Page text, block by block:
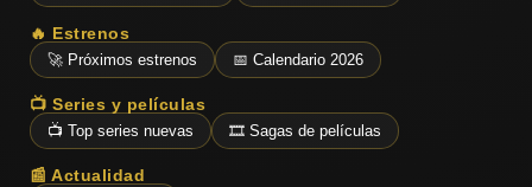
🔥 Estrenos
🚀 Próximos estrenos 📅 Calendario 2026
📺 Series y películas
📺 Top series nuevas 🎞️ Sagas de películas
📰 Actualidad